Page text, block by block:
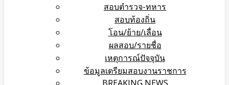
สอบตำรวจ-ทหาร
สอบท้องถิ่น
โอน/ย้าย/เลื่อน
ผลสอบ/รายชื่อ
เหตุการณ์ปัจจุบัน
ข้อมูลเตรียมสอบงานราชการ